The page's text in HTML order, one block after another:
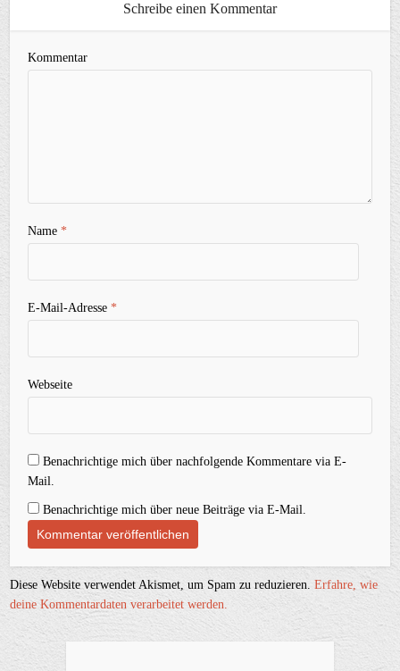
Schreibe einen Kommentar
Kommentar
Name*
E-Mail-Adresse*
Webseite
Benachrichtige mich über nachfolgende Kommentare via E-
Mail.
Benachrichtige mich über neue Beiträge via E-Mail.
Diese Website verwendet Akismet, um Spam zu reduzieren.Erfahre, wie
deine Kommentardaten verarbeitet werden.